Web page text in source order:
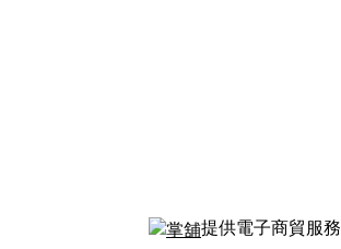
提供電子商貿服務